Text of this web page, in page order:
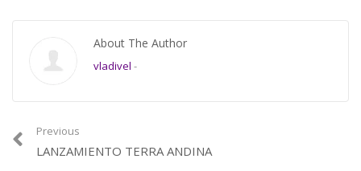
About The Author
vladivel -
Previous
LANZAMIENTO TERRA ANDINA